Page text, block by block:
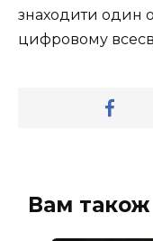
знаходити один
цифровому
Вам